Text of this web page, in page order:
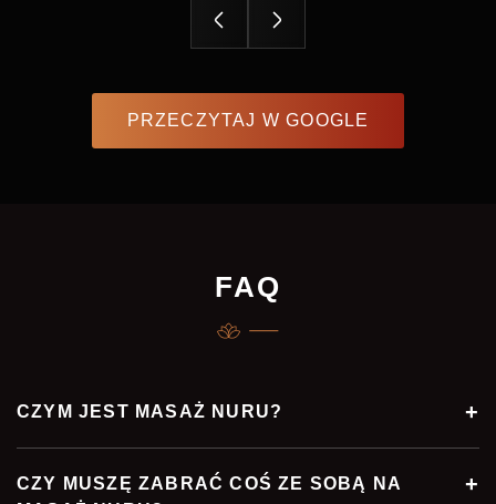
PRZECZYTAJ W GOOGLE
FAQ
CZYM JEST MASAŻ NURU?
CZY MUSZĘ ZABRAĆ COŚ ZE SOBĄ NA